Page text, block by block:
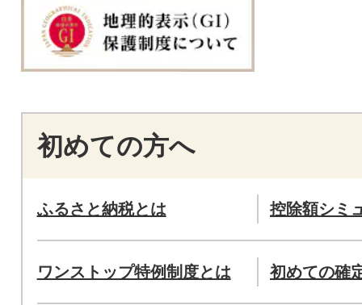
初めての方へ
ふるさと納税とは 控除額シミ
ワンストップ特例制度とは 初めての確